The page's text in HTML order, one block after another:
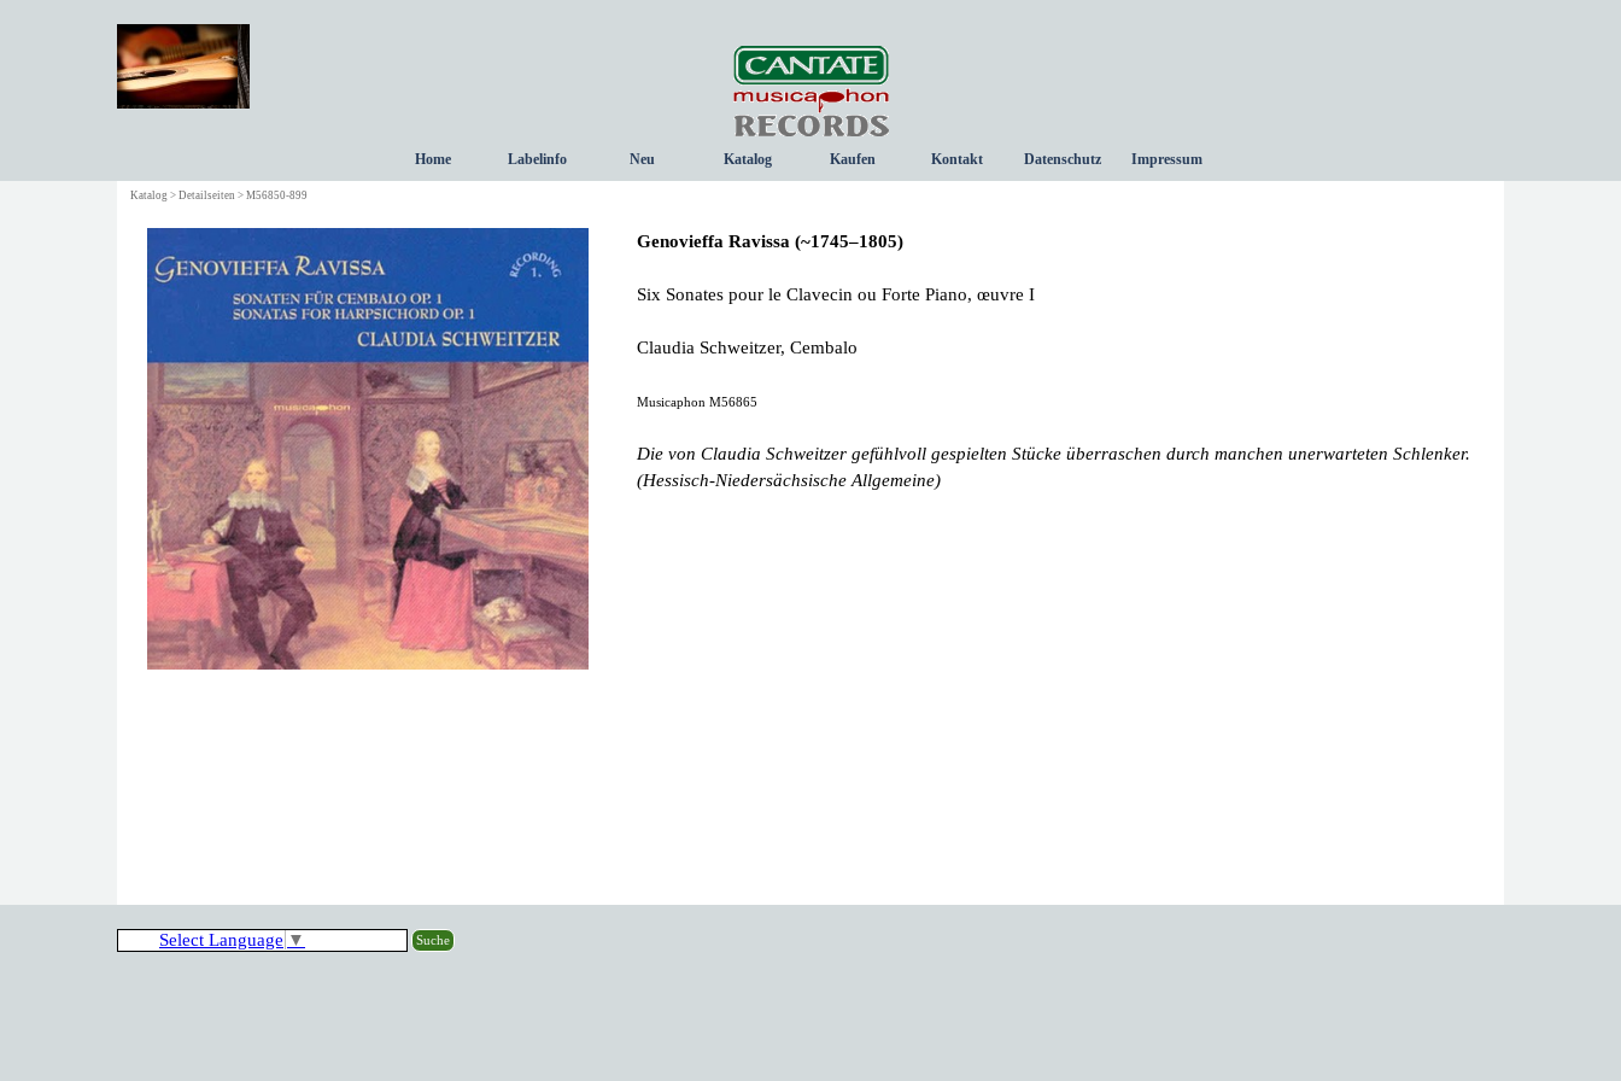
Menü überspringen
Home Labelinfo Neu Katalog ▼
Kaufen Kontakt Datenschutz Impressum
Katalog > Detailseiten > M56850-899
Genovieffa Ravissa (~1745–1805)
Six Sonates pour le Clavecin ou Forte Piano, œuvre I
Claudia Schweitzer, Cembalo
Musicaphon M56865
Die von Claudia Schweitzer gefühlvoll gespielten Stücke überraschen durch manchen unerwarteten Schlenker.
(Hessisch-Niedersächsische Allgemeine)
Select Language ▼ Suche